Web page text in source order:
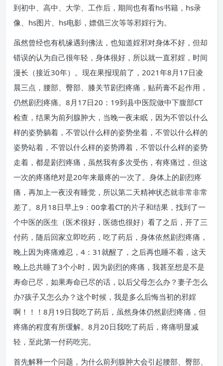
到初中、高中、大学、工作后，期间也有看hs书籍，hs录
像、hs图片、hs电影，嫖倡三次等等邪婬行为。
虽然曾经也有机缘遇到佛法，也知道婬邪对身体不好，但却
错误的认为自己很年轻，身体很好，所以就一直邪婬，时间
漫长（接近30年）。现在果报现前了，2021年8月17日凌
晨三点，腰部、臀部、膝关节剧烈疼痛，贴药膏不起作用，
仍然剧烈疼痛。8月17日20：19到县中医院做中下腹部CT
检查，结果为前列腺肿大，当晚一夜未眠，因为不管以什么
样的姿势躺着，不管以什么样的姿势坐着，不管以什么样的
姿势站着，不管以什么样的姿势蹲着，不管以什么样的姿势
走着，都是剧烈疼痛，虽然我有多次受伤，有疼痛过，但这
一次的疼痛绝对是20年来最疼的一次了。身体上的剧烈疼
痛，再加上一夜没有睡觉，所以第二天精神状态就非常非常
差了。8月18日早上9：00拿着CT的片子和结果，找到了一
个中医的医生（医术很好，医德也很好）看了之后，开了三
付药，随后回家立即吃药，吃了药后，身体依然剧烈疼痛，
晚上因为疼痛难忍，4：31就醒了，之后再也睡不着，这天
晚上总共睡了3个小时，因为剧烈的疼痛，我甚至想是不是
寿命已尽，如果寿命已尽的话，以后父母怎么办？妻子怎么
办?孩子又怎么办？这个时候，我是多么后悔当初的邪婬
啊！！！8月19日我吃了药后，虽然身体仍然剧烈疼痛，但
疼痛的程度有所缓解。8月20日我吃了药后，疼痛明显减
轻，至此第一付药吃完。
首先解释一个问题，为什么前列腺肿大会引起腰部、臀部、